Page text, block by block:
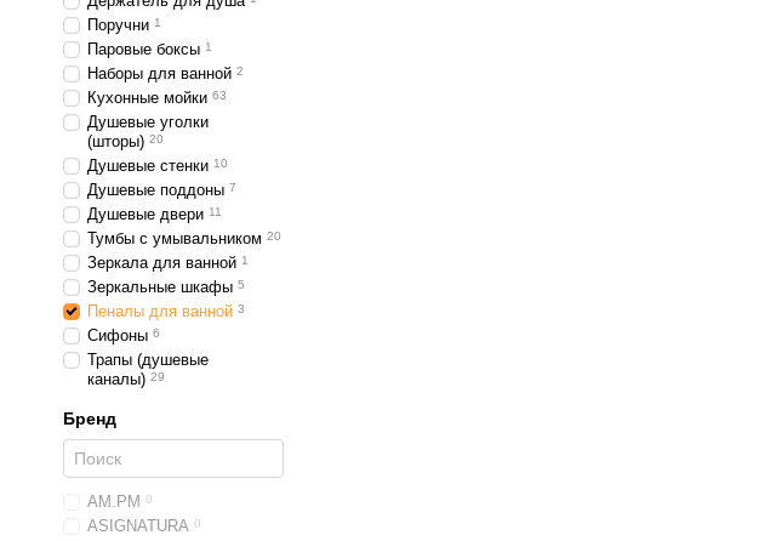
Поручни 1
Паровые боксы 1
Наборы для ванной 2
Кухонные мойки 63
Душевые уголки
(шторы) 20
Душевые стенки 10
Душевые поддоны 7
Душевые двери 11
Тумбы с умывальником 20
Зеркала для ванной 1
Зеркальные шкафы 5
Пеналы для ванной 3
Сифоны 6
Трапы (душевые
каналы) 29
Бренд
AM.PM 0
ASIGNATURA 0